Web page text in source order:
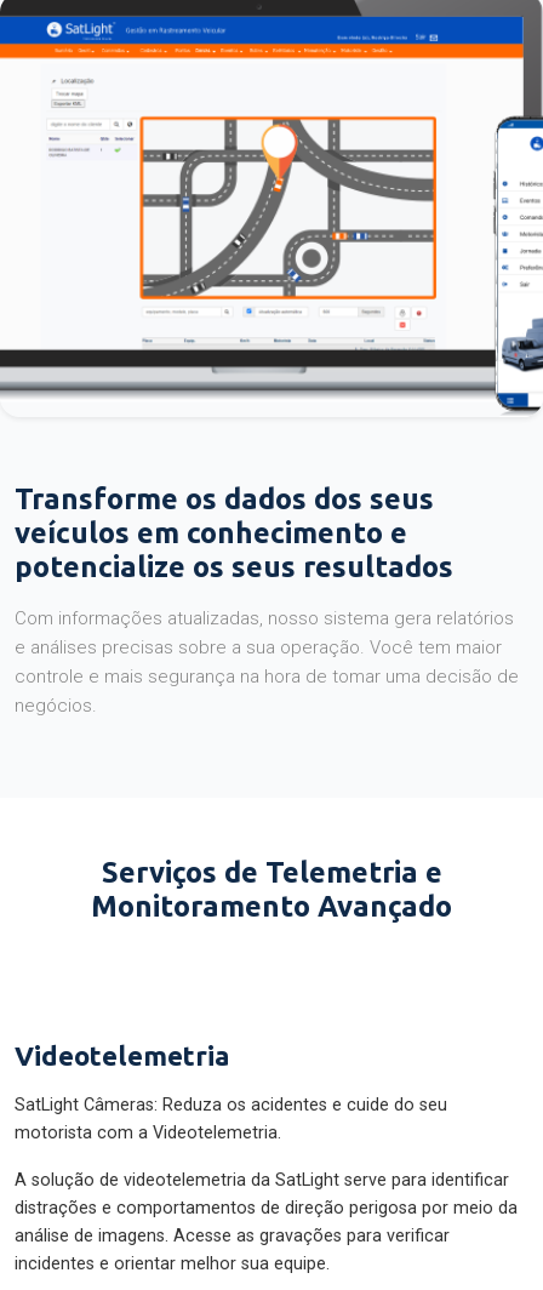
Transforme os dados dos seus
veículos em conhecimento e
potencialize os seus resultados
Com informações atualizadas, nosso sistema gera relatórios
e análises precisas sobre a sua operação. Você tem maior
controle e mais segurança na hora de tomar uma decisão de
negócios.
Serviços de Telemetria e
Monitoramento Avançado
Videotelemetria
SatLight Câmeras: Reduza os acidentes e cuide do seu
motorista com a Videotelemetria.
A solução de videotelemetria da SatLight serve para identificar
distrações e comportamentos de direção perigosa por meio da
análise de imagens. Acesse as gravações para verificar
incidentes e orientar melhor sua equipe.